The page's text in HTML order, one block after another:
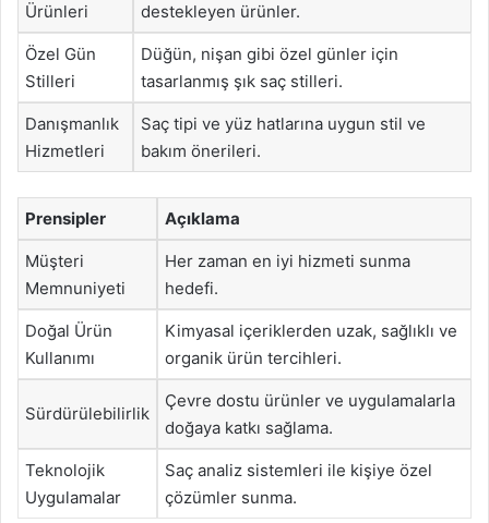
Ürünleri
destekleyen ürünler.
Özel Gün
Stilleri
Düğün, nişan gibi özel günler için
tasarlanmış şık saç stilleri.
Danışmanlık
Hizmetleri
Saç tipi ve yüz hatlarına uygun stil ve
bakım önerileri.
Prensipler Açıklama
Müşteri
Memnuniyeti
Her zaman en iyi hizmeti sunma
hedefi.
Doğal Ürün
Kullanımı
Kimyasal içeriklerden uzak, sağlıklı ve
organik ürün tercihleri.
Sürdürülebilirlik
Çevre dostu ürünler ve uygulamalarla
doğaya katkı sağlama.
Teknolojik
Uygulamalar
Saç analiz sistemleri ile kişiye özel
çözümler sunma.